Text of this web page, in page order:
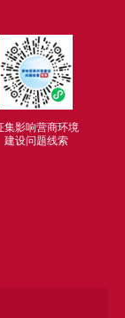
集影响营商环境
建设问题线索